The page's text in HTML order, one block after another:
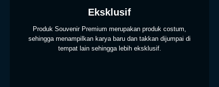
Eksklusif
Produk Souvenir Premium merupakan produk costum,
sehingga menampilkan karya baru dan takkan dijumpai di
tempat lain sehingga lebih eksklusif.